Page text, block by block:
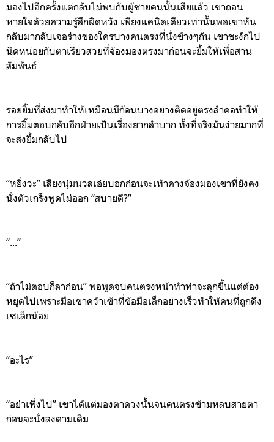
มองไปอีกครั้งแต่กลับไม่พบกับผู้ชายคนนั้นเสียแล้ว เขาถอน
หายใจด้วยความรู้สึกผิดหวัง เพียงแค่นิดเดียวเท่านั้นพอเขาหัน
กลับมากลับเจอร่างของใครบางคนตรงที่นั่งข้างๆกัน เขาชะงักไป
นิดหน่อยกับตาเรียวสวยที่จ้องมองตรงมาก่อนจะยิ้มให้เพื่อสาน
สัมพันธ์
รอยยิ้มที่ส่งมาทำให้เหมือนมีก้อนบางอย่างติดอยู่ตรงลำคอทำให้
การยิ้มตอบกลับอีกฝ่ายเป็นเรื่องยากลำบาก ทั้งที่จริงมันง่ายมากที่
จะส่งยิ้มกลับไป
“หยิ่งวะ” เสียงนุ่มนวลเอ่ยบอกก่อนจะเท้าคางจ้องมองเขาที่ยังคง
นั่งตัวเกร็งพูดไม่ออก “สบายดี?”
“...”
“ถ้าไม่ตอบก็ลาก่อน” พอพูดจบคนตรงหน้าทำท่าจะลุกขึ้นแต่ต้อง
หยุดไปเพราะมือเขาคว้าเข้าที่ข้อมือเล็กอย่างเร็วทำให้คนที่ถูกดึง
เซเล็กน้อย
“อะไร”
“อย่าเพิ่งไป” เขาได้แต่มองตาดวงนั้นจนคนตรงข้ามหลบสายตา
ก่อนจะนั่งลงตามเดิม